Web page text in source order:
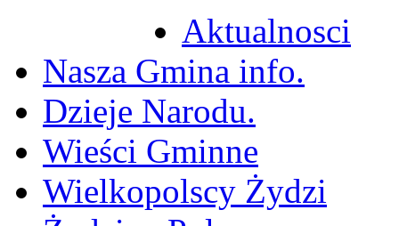
Aktualnosci
Nasza Gmina info.
Dzieje Narodu.
Wieści Gminne
Wielkopolscy Żydzi